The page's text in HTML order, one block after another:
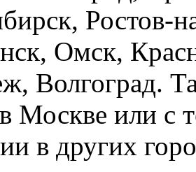
Ростов-
Омск,
Волгоград.
Москве или с
в других